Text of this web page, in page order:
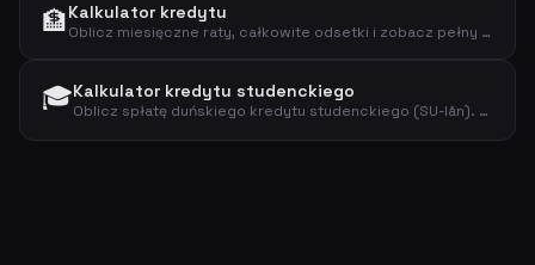
🏦Kalkulator kredytu
Oblicz miesięczne raty, całkowite odsetki i zobacz pełny harmonogram spłat dla dowolnej kwoty kredytu, stopy procentowej i okresu.
🎓Kalkulator kredytu studenckiego
Oblicz spłatę duńskiego kredytu studenckiego (SU-lån). Zobacz miesięczne raty, całkowite odsetki i pełny harmonogram spłat.